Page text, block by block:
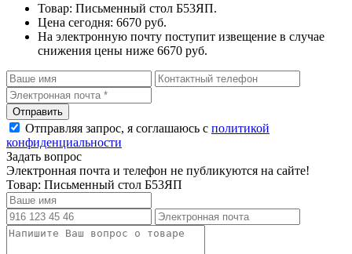
Товар: Письменный стол Б53ЯП.
Цена сегодня: 6670 руб.
На электронную почту поступит извещение в случае
снижения цены ниже 6670 руб.
Отправляя запрос, я соглашаюсь с политикой
конфиденциальности
Задать вопрос
Электронная почта и телефон не публикуются на сайте!
Товар: Письменный стол Б53ЯП